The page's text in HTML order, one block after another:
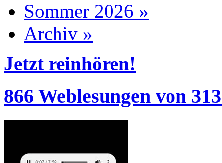
Sommer 2026 »
Archiv »
Jetzt reinhören!
866 Weblesungen von